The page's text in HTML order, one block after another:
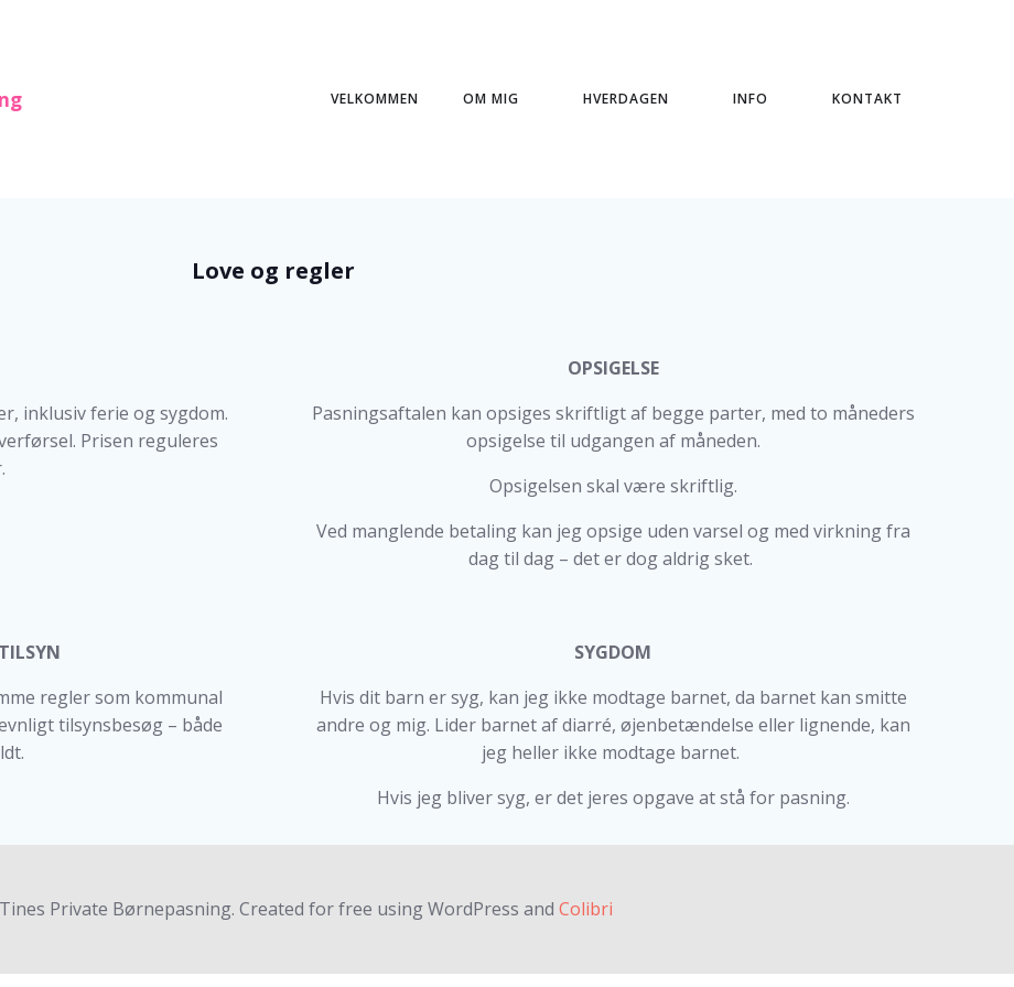
VELKOMMEN OM MIG HVERDAGEN INFO KONTAKT
Love og regler
inklusiv ferie og sygdom.
Prisen reguleres
OPSIGELSE
Pasningsaftalen kan opsiges skriftligt af begge parter, med to måneders
opsigelse til udgangen af måneden.
Opsigelsen skal være skriftlig.
Ved manglende betaling kan jeg opsige uden varsel og med virkning fra
dag til dag – det er dog aldrig sket.
regler som kommunal
tilsynsbesøg – både
SYGDOM
Hvis dit barn er syg, kan jeg ikke modtage barnet, da barnet kan smitte
andre og mig. Lider barnet af diarré, øjenbetændelse eller lignende, kan
jeg heller ikke modtage barnet.
Hvis jeg bliver syg, er det jeres opgave at stå for pasning.
Private Børnepasning. Created for free using WordPress and Colibri